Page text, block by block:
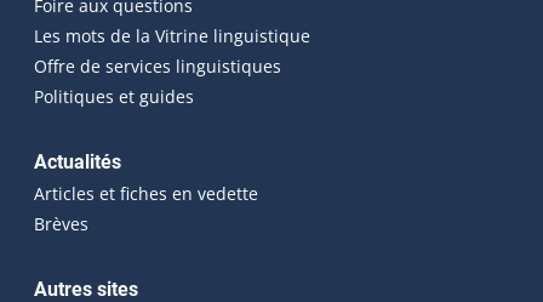
Foire aux questions
Les mots de la Vitrine linguistique
Offre de services linguistiques
Politiques et guides
Actualités
Articles et fiches en vedette
Brèves
Autres sites